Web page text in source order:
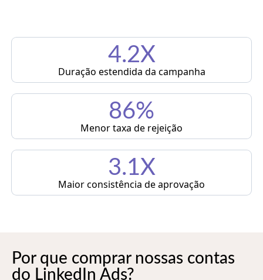
4.2X
Duração estendida da campanha
86%
Menor taxa de rejeição
3.1X
Maior consistência de aprovação
Por que comprar nossas contas
do LinkedIn Ads?